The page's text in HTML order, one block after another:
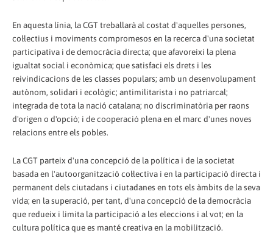
En aquesta línia, la CGT treballarà al costat d'aquelles persones,
col·lectius i moviments compromesos en la recerca d'una societat
participativa i de democràcia directa; que afavoreixi la plena
igualtat social i econòmica; que satisfaci els drets i les
reivindicacions de les classes populars; amb un desenvolupament
autònom, solidari i ecològic; antimilitarista i no patriarcal;
integrada de tota la nació catalana; no discriminatòria per raons
d'origen o d'opció; i de cooperació plena en el marc d'unes noves
relacions entre els pobles.
La CGT parteix d'una concepció de la política i de la societat
basada en l'autoorganització col·lectiva i en la participació directa i
permanent dels ciutadans i ciutadanes en tots els àmbits de la seva
vida; en la superació, per tant, d'una concepció de la democràcia
que redueix i limita la participació a les eleccions i al vot; en la
cultura política que es manté creativa en la mobilització.